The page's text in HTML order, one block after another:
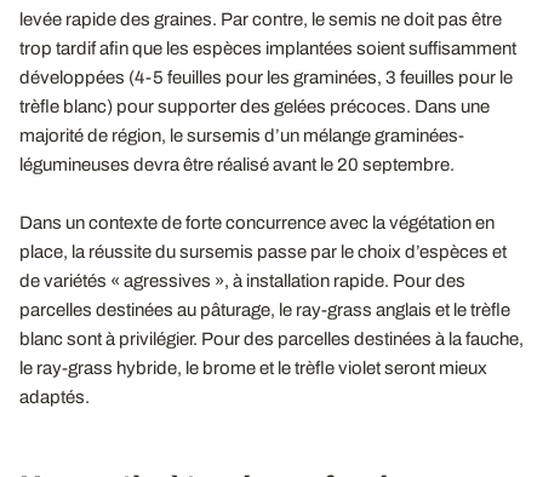
levée rapide des graines. Par contre, le semis ne doit pas être
trop tardif afin que les espèces implantées soient suffisamment
développées (4-5 feuilles pour les graminées, 3 feuilles pour le
trèfle blanc) pour supporter des gelées précoces. Dans une
majorité de région, le sursemis d’un mélange graminées-
légumineuses devra être réalisé avant le 20 septembre.
Dans un contexte de forte concurrence avec la végétation en
place, la réussite du sursemis passe par le choix d’espèces et
de variétés « agressives », à installation rapide. Pour des
parcelles destinées au pâturage, le ray-grass anglais et le trèfle
blanc sont à privilégier. Pour des parcelles destinées à la fauche,
le ray-grass hybride, le brome et le trèfle violet seront mieux
adaptés.